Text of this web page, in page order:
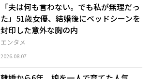
エンタメ
「夫は何も言わない。でも私が無理だっ
た」51歳女優、結婚後にベッドシーンを
封印した意外な胸の内
2026.08.07